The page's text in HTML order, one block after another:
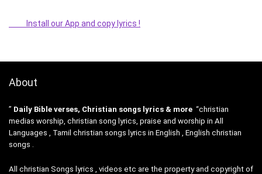
Install our App and copy lyrics !
About
” Daily Bible verses, Christian songs lyrics & more “christian
medias worship, christian song lyrics, praise and worship in All
Languages , Tamil christian songs lyrics in English , English christian
songs .
All christian Songs lyrics , videos etc are the property and copyright of